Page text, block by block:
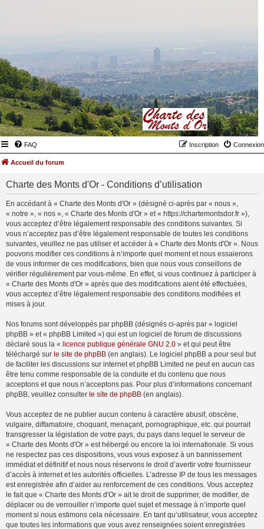
FAQ Connexion
Inscription
Accueil du forum
Charte des Monts d'Or - Conditions d’utilisation
En accédant à « Charte des Monts d'Or » (désigné ci-après par « nous »,
« notre », « nos », « Charte des Monts d'Or » et « https://chartemontsdor.fr »),
vous acceptez d’être légalement responsable des conditions suivantes. Si
vous n’acceptez pas d’être légalement responsable de toutes les conditions
suivantes, veuillez ne pas utiliser et accéder à « Charte des Monts d'Or ». Nous
pouvons modifier ces conditions à n’importe quel moment et nous essaierons
de vous informer de ces modifications, bien que nous vous conseillons de
vérifier régulièrement par vous-même. En effet, si vous continuez à participer à
« Charte des Monts d'Or » après que des modifications aient été effectuées,
vous acceptez d’être légalement responsable des conditions modifiées et
mises à jour.
Nos forums sont développés par phpBB (désignés ci-après par « logiciel
phpBB » et « phpBB Limited ») qui est un logiciel de forum de discussions
déclaré sous la « licence publique générale GNU 2.0 » et qui peut être
téléchargé sur le site de phpBB (en anglais). Le logiciel phpBB a pour seul but
de faciliter les discussions sur internet et phpBB Limited ne peut en aucun cas
être tenu comme responsable de la conduite et du contenu que nous
acceptons et que nous n’acceptons pas. Pour plus d’informations concernant
phpBB, veuillez consulter le site de phpBB (en anglais).
Vous acceptez de ne publier aucun contenu à caractère abusif, obscène,
vulgaire, diffamatoire, choquant, menaçant, pornographique, etc. qui pourrait
transgresser la législation de votre pays, du pays dans lequel le serveur de
« Charte des Monts d'Or » est hébergé ou encore la loi internationale. Si vous
ne respectez pas ces dispositions, vous vous exposez à un bannissement
immédiat et définitif et nous nous réservons le droit d’avertir votre fournisseur
d’accès à internet et les autorités officielles. L’adresse IP de tous les messages
est enregistrée afin d’aider au renforcement de ces conditions. Vous acceptez
le fait que « Charte des Monts d'Or » ait le droit de supprimer, de modifier, de
déplacer ou de verrouiller n’importe quel sujet et message à n’importe quel
moment si nous estimons cela nécessaire. En tant qu’utilisateur, vous acceptez
que toutes les informations que vous avez renseignées soient enregistrées